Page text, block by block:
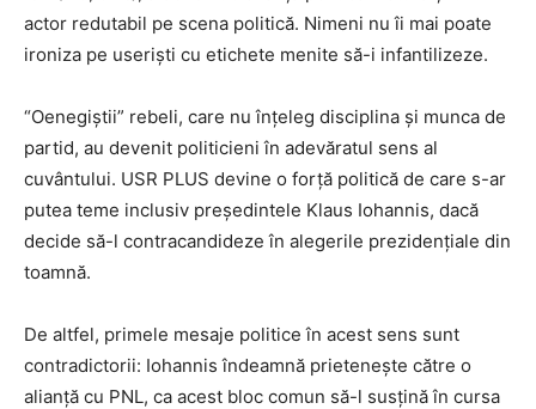
actor redutabil pe scena politică. Nimeni nu îi mai poate
ironiza pe useriști cu etichete menite să-i infantilizeze.
“Oenegiștii” rebeli, care nu înțeleg disciplina și munca de
partid, au devenit politicieni în adevăratul sens al
cuvântului. USR PLUS devine o forță politică de care s-ar
putea teme inclusiv președintele Klaus Iohannis, dacă
decide să-l contracandideze în alegerile prezidențiale din
toamnă.
De altfel, primele mesaje politice în acest sens sunt
contradictorii: Iohannis îndeamnă prietenește către o
alianță cu PNL, ca acest bloc comun să-l susțină în cursa